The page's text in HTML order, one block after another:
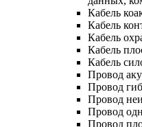
Кабель
Кабель
Кабель
Кабель
Кабель
Провод
Провод
Провод
Провод
Провод